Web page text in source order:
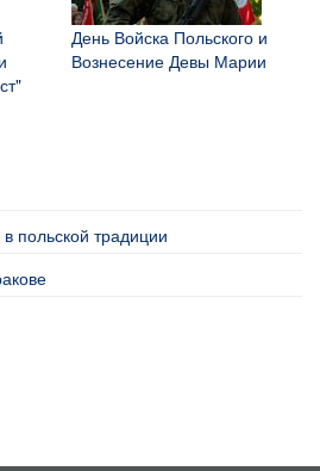
День Войска Польского и
Вознесение Девы Марии
польской традиции